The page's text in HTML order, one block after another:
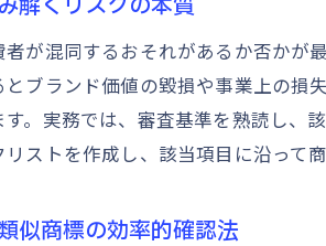
商
審査基準
商標
が混同するおそれがあるか否かが
ブランド価値の毀損や事業上の損
。実務では、審査基準を熟読し、
ストを作成し、該当項目に沿って
似商標の効率的確認法